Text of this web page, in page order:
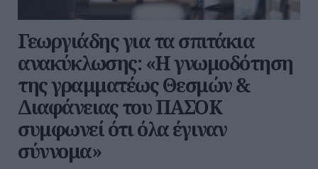
Γεωργιάδης για τα σπιτάκια
ανακύκλωσης: «Η γνωμοδότηση
της γραμματέως Θεσμών &
Διαφάνειας του ΠΑΣΟΚ
συμφωνεί ότι όλα έγιναν
σύννομα»